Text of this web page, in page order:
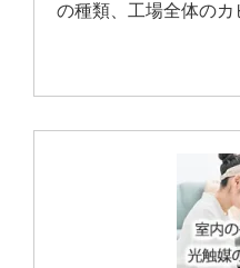
の種類、工場全体の